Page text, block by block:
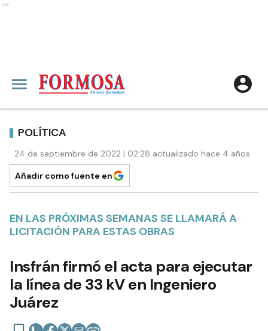
Ads
POLÍTICA
24 de septiembre de 2022 | 02:28 actualizado hace 4 años
Añadir como fuente en
EN LAS PRÓXIMAS SEMANAS SE LLAMARÁ A
LICITACIÓN PARA ESTAS OBRAS
Insfrán firmó el acta para ejecutar
la línea de 33 kV en Ingeniero
Juárez